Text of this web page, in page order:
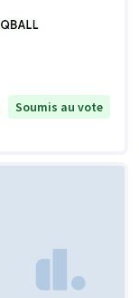
Soumis au vote